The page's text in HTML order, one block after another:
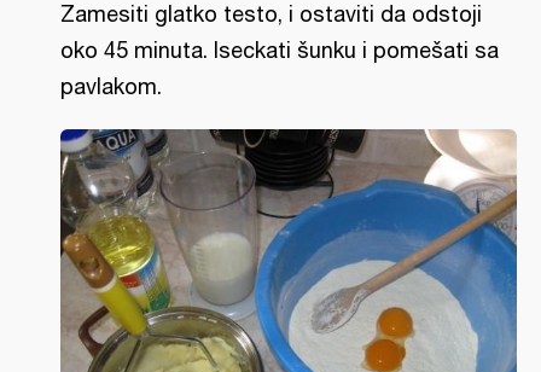
Zamesiti glatko testo, i ostaviti da odstoji
oko 45 minuta. Iseckati šunku i pomešati sa
pavlakom.